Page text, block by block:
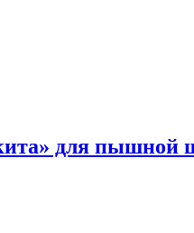
для пышной